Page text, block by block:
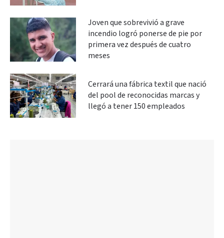
Joven que sobrevivió a grave
incendio logró ponerse de pie por
primera vez después de cuatro
meses
Cerrará una fábrica textil que nació
del pool de reconocidas marcas y
llegó a tener 150 empleados